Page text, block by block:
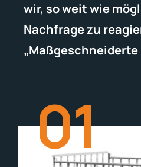
wir, so weit wie
Nachfrage zu
„Maßgeschneiderte
01